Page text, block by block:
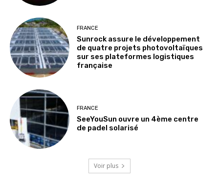
FRANCE
Sunrock assure le développement
de quatre projets photovoltaïques
sur ses plateformes logistiques
française
FRANCE
SeeYouSun ouvre un 4ème centre
de padel solarisé
Voir plus